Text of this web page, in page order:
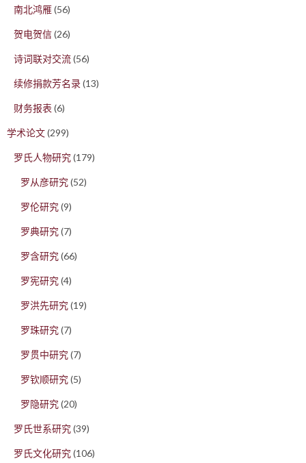
南北鸿雁(56)
贺电贺信(26)
诗词联对交流(56)
续修捐款芳名录(13)
财务报表 (6)
学术论文(299)
罗氏人物研究(179)
罗从彦研究(52)
罗伦研究(9)
罗典研究(7)
罗含研究(66)
罗宪研究(4)
罗洪先研究(19)
罗珠研究(7)
罗贯中研究(7)
罗钦顺研究(5)
罗隐研究(20)
罗氏世系研究(39)
罗氏文化研究(106)